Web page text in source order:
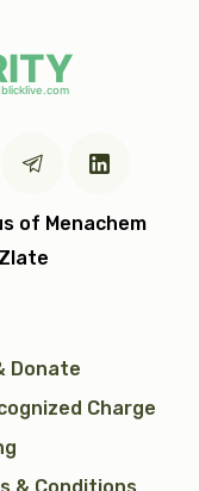
כתר תורה
of Menachem
Donate
Charge